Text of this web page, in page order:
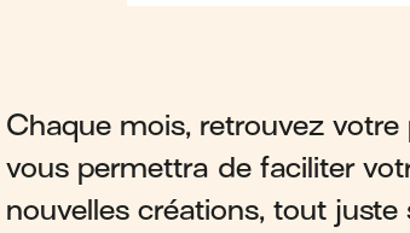
Chaque mois, retrouvez
vous permettra de faciliter
nouvelles créations, tout juste